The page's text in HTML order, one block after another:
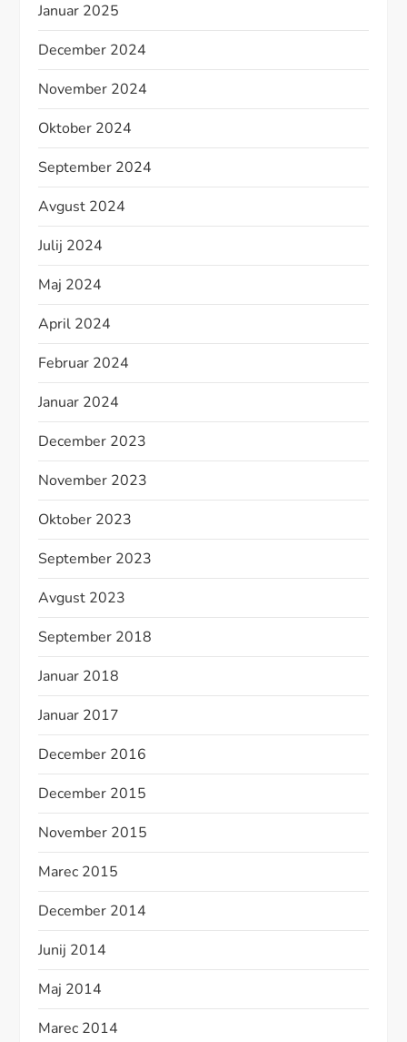
Januar 2025
December 2024
November 2024
Oktober 2024
September 2024
Avgust 2024
Julij 2024
Maj 2024
April 2024
Februar 2024
Januar 2024
December 2023
November 2023
Oktober 2023
September 2023
Avgust 2023
September 2018
Januar 2018
Januar 2017
December 2016
December 2015
November 2015
Marec 2015
December 2014
Junij 2014
Maj 2014
Marec 2014